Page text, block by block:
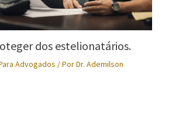
dos estelionatários.
Advogados / PorDr. Ademilson